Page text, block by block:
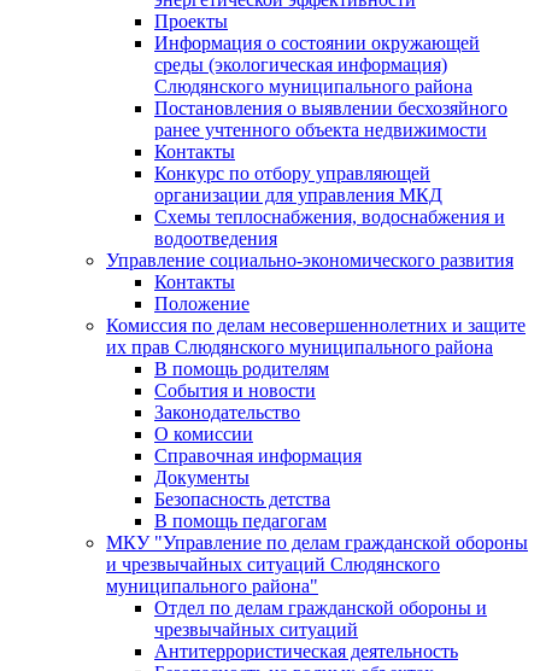
Проекты
Информация о состоянии окружающей
среды (экологическая информация)
Слюдянского муниципального района
Постановления о выявлении бесхозяйного
ранее учтенного объекта недвижимости
Контакты
Конкурс по отбору управляющей
организации для управления МКД
Схемы теплоснабжения, водоснабжения и
водоотведения
Управление социально-экономического развития
Контакты
Положение
Комиссия по делам несовершеннолетних и защите
их прав Слюдянского муниципального района
В помощь родителям
События и новости
Законодательство
О комиссии
Справочная информация
Документы
Безопасность детства
В помощь педагогам
МКУ "Управление по делам гражданской обороны
и чрезвычайных ситуаций Слюдянского
муниципального района"
Отдел по делам гражданской обороны и
чрезвычайных ситуаций
Антитеррористическая деятельность